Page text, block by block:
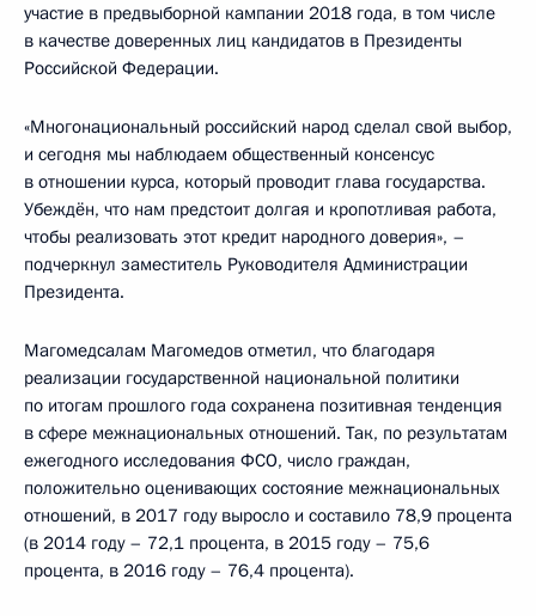
участие в предвыборной кампании 2018 года, в том числе
в качестве доверенных лиц кандидатов в Президенты
Российской Федерации.
«Многонациональный российский народ сделал свой выбор,
и сегодня мы наблюдаем общественный консенсус
в отношении курса, который проводит глава государства.
Убеждён, что нам предстоит долгая и кропотливая работа,
чтобы реализовать этот кредит народного доверия», –
подчеркнул заместитель Руководителя Администрации
Президента.
Магомедсалам Магомедов отметил, что благодаря
реализации государственной национальной политики
по итогам прошлого года сохранена позитивная тенденция
в сфере межнациональных отношений. Так, по результатам
ежегодного исследования ФСО, число граждан,
положительно оценивающих состояние межнациональных
отношений, в 2017 году выросло и составило 78,9 процента
(в 2014 году – 72,1 процента, в 2015 году – 75,6
процента, в 2016 году – 76,4 процента).